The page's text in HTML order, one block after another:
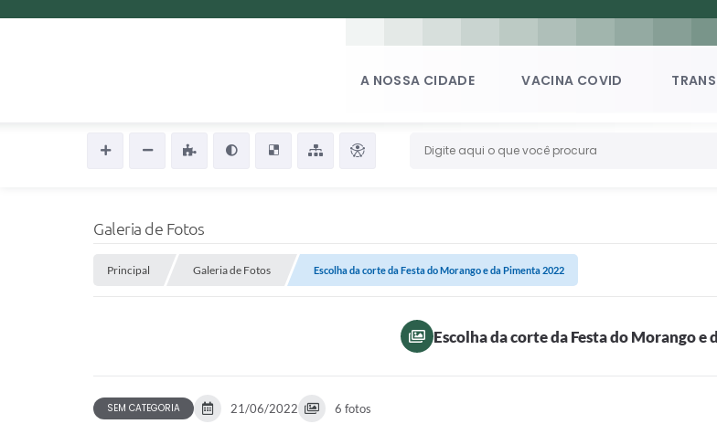
A NOSSA CIDADE VACINA COVID
Galeria de Fotos
Principal Galeria de Fotos Escolha da corte da Festa do Morango e da Pimenta 2022
Escolha da corte da Festa do Morango e
SEM CATEGORIA 21/06/2022 6 fotos